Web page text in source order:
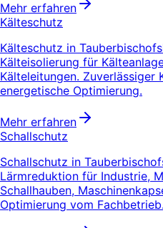
Mehr erfahren
Kälteschutz
Kälteschutz in
Kälteisolierung für
Kälteleitungen. Zuverlässiger
energetische Optimierung.
Mehr erfahren
Schallschutz
Schallschutz in
Lärmreduktion für Industrie,
Schallhauben,
Optimierung vom Fachbetrieb.